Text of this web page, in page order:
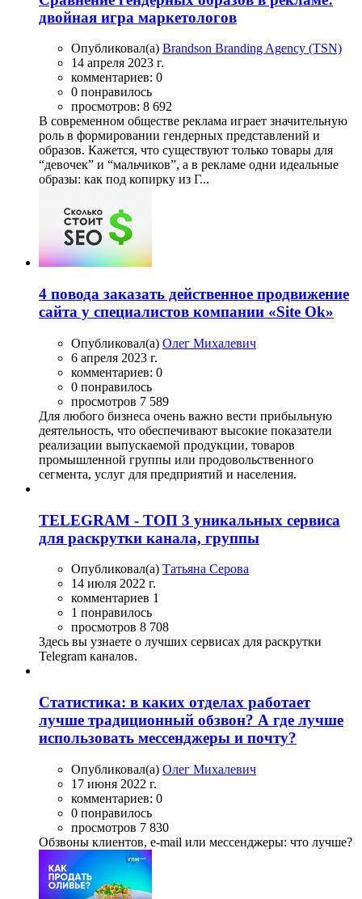
двойная игра маркетологов
Опубликовал(а) Brandson Branding Agency (TSN)
14 апреля 2023 г.
комментариев: 0
0 понравилось
просмотров: 8 692
В современном обществе реклама играет значительную
роль в формировании гендерных представлений и
образов. Кажется, что существуют только товары для
“девочек” и “мальчиков”, а в рекламе одни идеальные
образы: как под копирку из Г...
4 повода заказать действенное продвижение
сайта у специалистов компании «Site Ok»
Опубликовал(а) Олег Михалевич
6 апреля 2023 г.
комментариев: 0
0 понравилось
просмотров 7 589
Для любого бизнеса очень важно вести прибыльную
деятельность, что обеспечивают высокие показатели
реализации выпускаемой продукции, товаров
промышленной группы или продовольственного
сегмента, услуг для предприятий и населения.
TELEGRAM - ТОП 3 уникальных сервиса
для раскрутки канала, группы
Опубликовал(а) Татьяна Серова
14 июля 2022 г.
комментариев 1
1 понравилось
просмотров 8 708
Здесь вы узнаете о лучших сервисах для раскрутки
Telegram каналов.
Статистика: в каких отделах работает
лучше традиционный обзвон? А где лучше
использовать мессенджеры и почту?
Опубликовал(а) Олег Михалевич
17 июня 2022 г.
комментариев: 0
0 понравилось
просмотров 7 830
Обзвоны клиентов, e-mail или мессенджеры: что лучше?